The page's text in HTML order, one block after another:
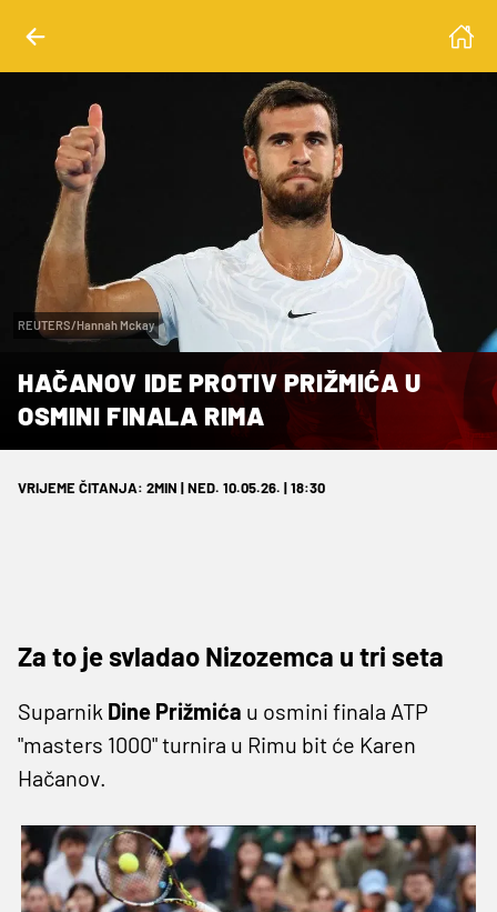
REUTERS/Hannah Mckay
HAČANOV IDE PROTIV PRIŽMIĆA U
OSMINI FINALA RIMA
VRIJEME ČITANJA: 2MIN | NED. 10.05.26. | 18:30
Za to je svladao Nizozemca u tri seta
Suparnik Dine Prižmića u osmini finala ATP
"masters 1000" turnira u Rimu bit će Karen
Hačanov.